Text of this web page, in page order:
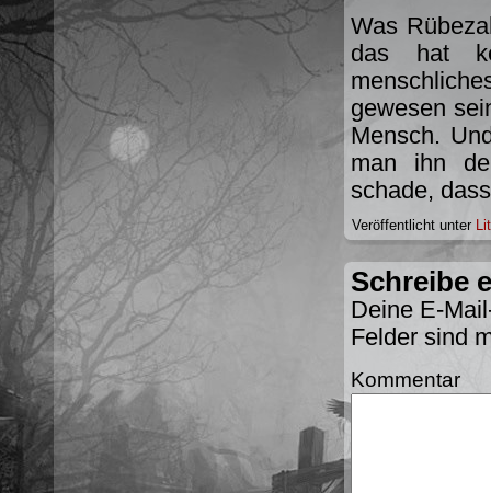
Was
das hat
gewesen
Mensch.
man ihn
schade,
Veröffentlicht unter
Schreibe
Deine E-
Felder sind
Kommentar